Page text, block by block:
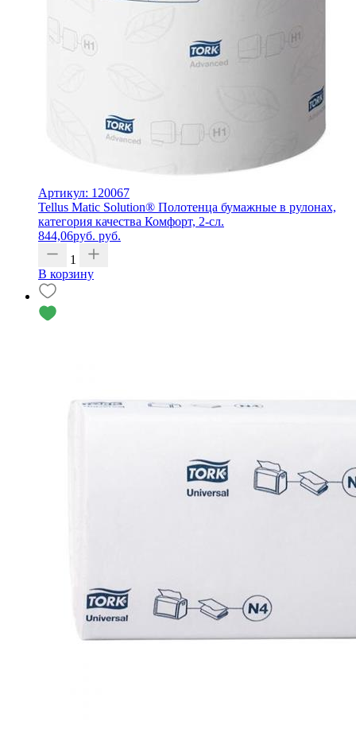
Артикул: 120067
Tellus Matic Solution® Полотенца бумажные в рулонах,
категория качества Комфорт, 2-сл.
844,06руб. руб.
1
В корзину